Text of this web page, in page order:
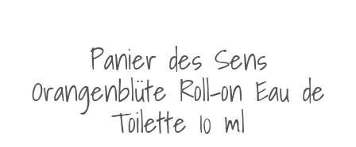
Panier des Sens
Orangenblüte Roll-on Eau de
Toilette 10 ml